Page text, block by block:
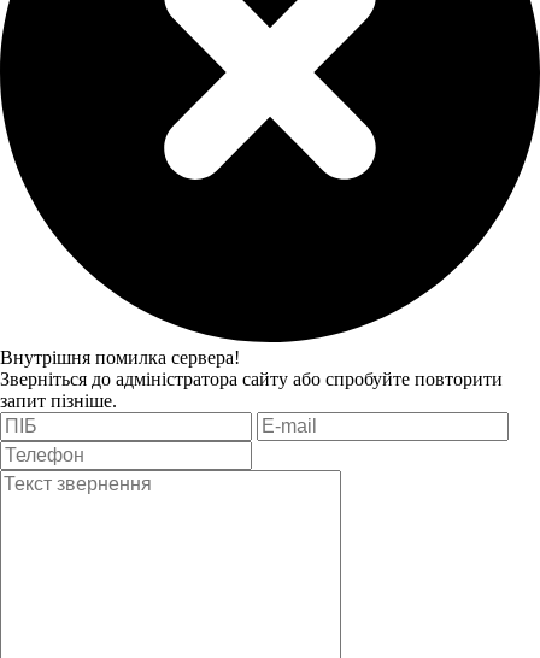
Внутрішня помилка сервера!
Зверніться до адміністратора сайту або спробуйте повторити
запит пізніше.